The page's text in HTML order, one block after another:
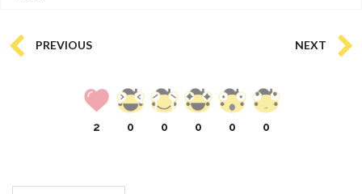
PREVIOUS NEXT
2 0 0 0 0 0